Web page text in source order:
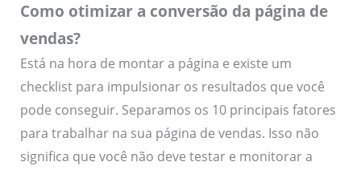
Como otimizar a conversão da página de
vendas?
Está na hora de montar a página e existe um
checklist para impulsionar os resultados que você
pode conseguir. Separamos os 10 principais fatores
para trabalhar na sua página de vendas. Isso não
significa que você não deve testar e monitorar a